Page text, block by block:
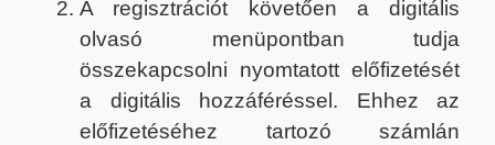
A regisztrációt követően a digitális
olvasó menüpontban tudja
összekapcsolni nyomtatott előfizetését
a digitális hozzáféréssel. Ehhez az
előfizetéséhez tartozó számlán